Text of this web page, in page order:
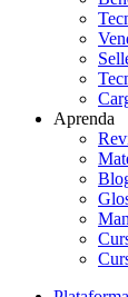
Aprenda